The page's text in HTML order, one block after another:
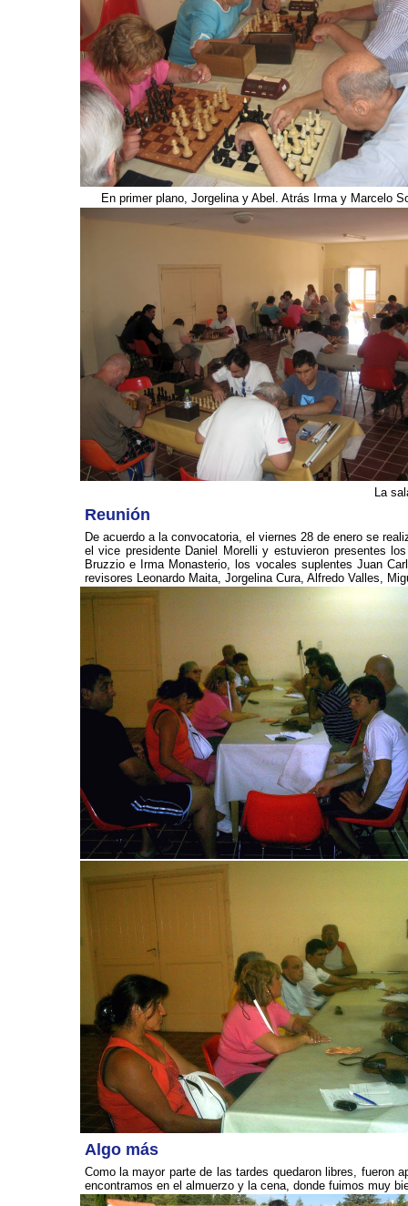
En primer plano, Jorgelina y Abel. Atrás Irma y Marcelo
La
Reunión
De acuerdo a la convocatoria, el viernes 28 de enero se
el vice presidente Daniel Morelli y estuvieron presentes
Bruzzio e Irma Monasterio, los vocales suplentes Juan
revisores Leonardo Maita, Jorgelina Cura, Alfredo Valles,
Algo más
Como la mayor parte de las tardes quedaron libres, fueron
encontramos en el almuerzo y la cena, donde fuimos muy